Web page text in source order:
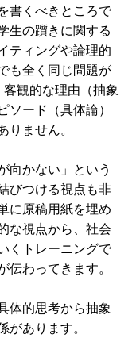
書くべきところで
生の躓きに関する
ティングや論理的
も全く同じ問題が
観的な理由（抽象
ード（具体論）
ません。
向かない」という
びつける視点も非
に原稿用紙を埋め
な視点から、社会
くトレーニングで
わってきます。
体的思考から抽象
あります。